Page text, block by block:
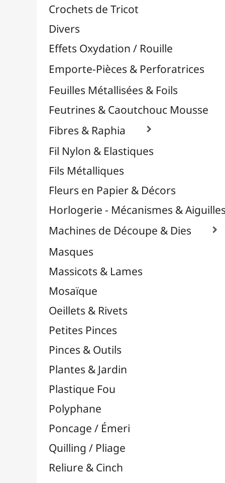
Petites Pinces
Plantes & Jardin
Plastique Fou
Poncage / Émeri
Quilling / Pliage
Reliure & Cinch
Sable, Strass & Paillettes 
Confettis
Paillettes
Perles
Stickers / Gommettes
Strass / Pierres Décoratives
Serviettes
Sublimation
Supports en Cercles
Tampons et Encreurs 
Washi Tape / Masking Tape
Modelage / Sculpture
Peintures / Couleurs
Pinceaux & Outils
Résines / Moulage
Supports Dessin & Peinture
Transport / Rangement
Papeterie & Bureau
MARQUES